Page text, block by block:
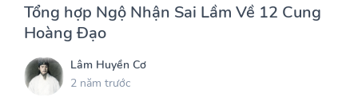
Tổng hợp Ngộ Nhận Sai Lầm Về 12 Cung
Hoàng Đạo
Lâm Huyền Cơ
2 năm trước